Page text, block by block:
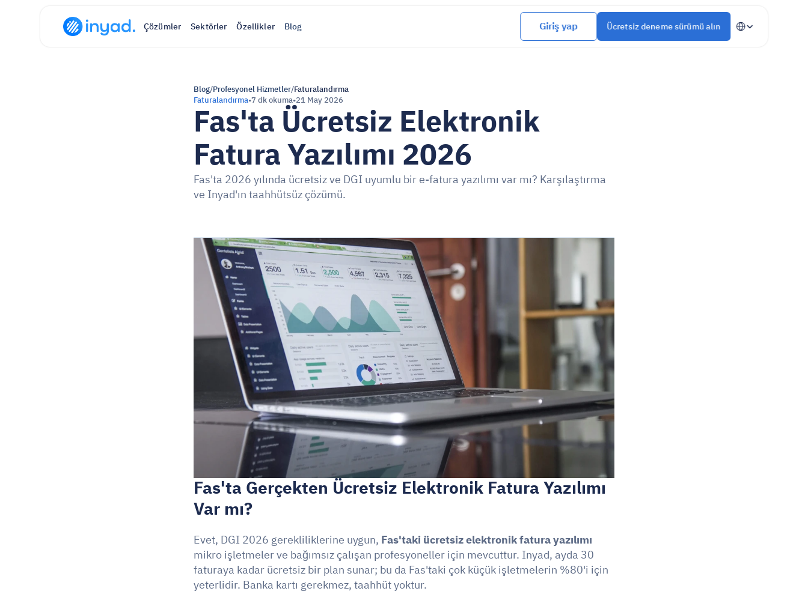
Blog/Profesyonel Hizmetler/Faturalandırma
Faturalandırma•7 dk okuma•21 May 2026
Fas'ta Ücretsiz Elektronik
Fatura Yazılımı 2026
Fas'ta 2026 yılında ücretsiz ve DGI uyumlu bir e-fatura yazılımı var mı? Karşılaştırma
ve Inyad'ın taahhütsüz çözümü.
Fas'ta Gerçekten Ücretsiz Elektronik Fatura Yazılımı
Var mı?
Evet, DGI 2026 gerekliliklerine uygun, Fas'taki ücretsiz elektronik fatura yazılımı
mikro işletmeler ve bağımsız çalışan profesyoneller için mevcuttur. Inyad, ayda 30
faturaya kadar ücretsiz bir plan sunar; bu da Fas'taki çok küçük işletmelerin %80'i için
yeterlidir. Banka kartı gerekmez, taahhüt yoktur.
Çözümler Sektörler Özellikler Blog Giriş yap Ücretsiz deneme sürümü alın
Select Language